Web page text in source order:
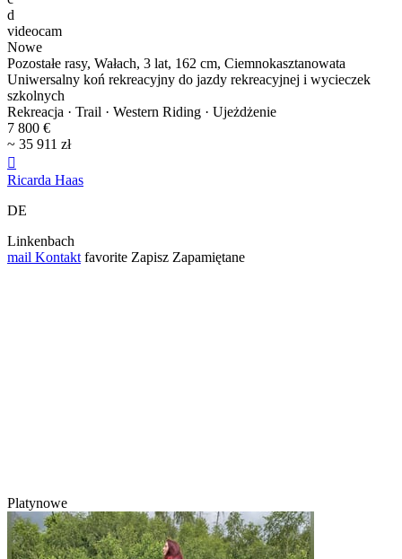
d
videocam
Nowe
Pozostałe rasy, Wałach, 3 lat, 162 cm, Ciemnokasztanowata
Uniwersalny koń rekreacyjny do jazdy rekreacyjnej i wycieczek
szkolnych
Rekreacja · Trail · Western Riding · Ujeżdżenie
7 800 €
~ 35 911 zł

Ricarda Haas
DE
Linkenbach
mail Kontakt favorite Zapisz Zapamiętane
Platynowe